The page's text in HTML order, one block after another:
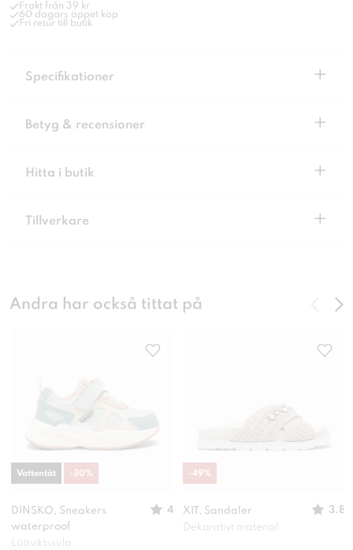
Frakt från 39 kr
60 dagars öppet köp
Fri retur till butik
Specifikationer +
Betyg & recensioner +
Hitta i butik +
Tillverkare +
Andra har också tittat på
DINSKO, Sneakers
waterproof
4
Lättviktssula
Vattentät -30%
XIT, Sandaler
3.8
Dekorativt material
-49%